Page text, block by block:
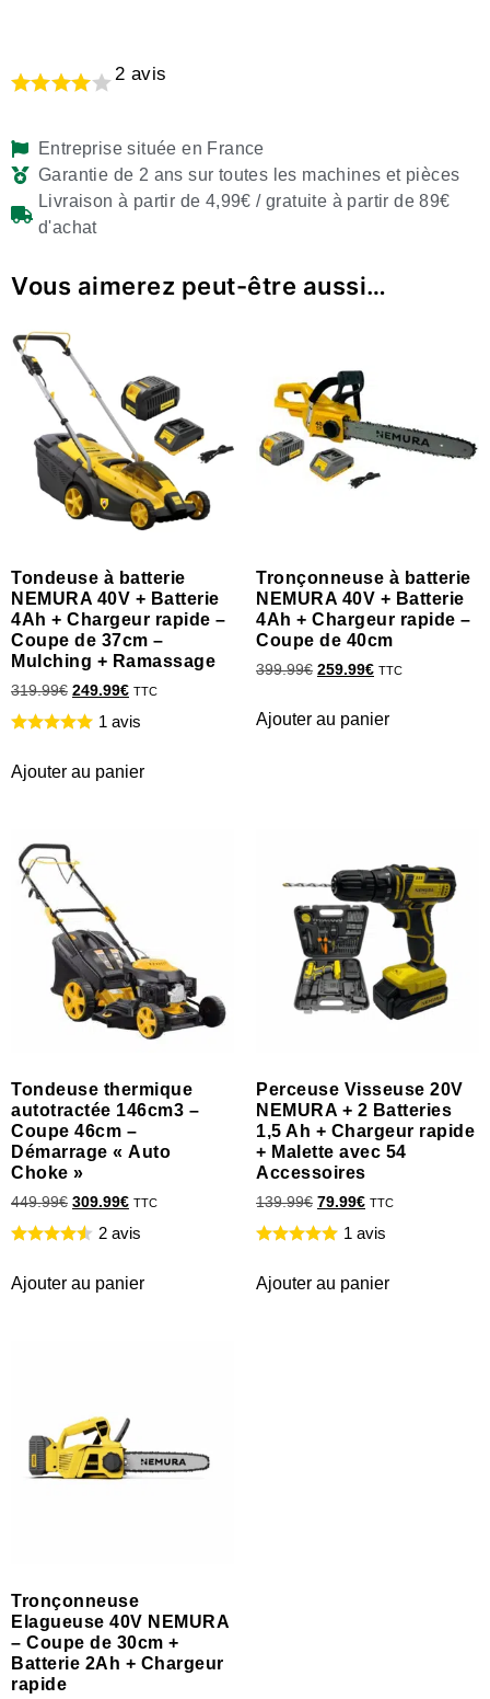
2 avis
Entreprise située en France
Garantie de 2 ans sur toutes les machines et pièces
Livraison à partir de 4,99€ / gratuite à partir de 89€
d'achat
Vous aimerez peut-être aussi…
Tondeuse à batterie
NEMURA 40V + Batterie
4Ah + Chargeur rapide –
Coupe de 37cm –
Mulching + Ramassage
319.99€ 249.99€ TTC
1 avis
Ajouter au panier
Tronçonneuse à batterie
NEMURA 40V + Batterie
4Ah + Chargeur rapide –
Coupe de 40cm
399.99€ 259.99€ TTC
Ajouter au panier
Tondeuse thermique
autotractée 146cm3 –
Coupe 46cm –
Démarrage « Auto
Choke »
449.99€ 309.99€ TTC
2 avis
Ajouter au panier
Perceuse Visseuse 20V
NEMURA + 2 Batteries
1,5 Ah + Chargeur rapide
+ Malette avec 54
Accessoires
139.99€ 79.99€ TTC
1 avis
Ajouter au panier
Tronçonneuse
Elagueuse 40V NEMURA
– Coupe de 30cm +
Batterie 2Ah + Chargeur
rapide